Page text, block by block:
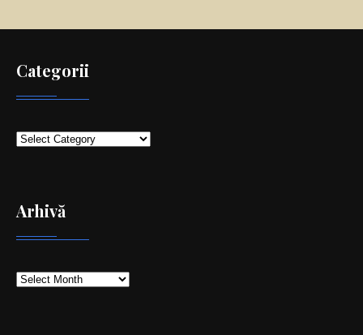
Categorii
Categorii
Arhivă
Arhivă